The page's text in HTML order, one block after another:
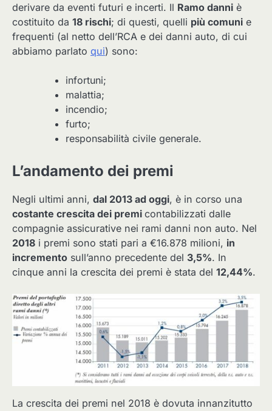
derivare da eventi futuri e incerti. Il Ramo danni è
costituito da 18 rischi; di questi, quelli più comuni e
frequenti (al netto dell’RCA e dei danni auto, di cui
abbiamo parlato qui) sono:
infortuni;
malattia;
incendio;
furto;
responsabilità civile generale.
L’andamento dei premi
Negli ultimi anni, dal 2013 ad oggi, è in corso una
costante crescita dei premi contabilizzati dalle
compagnie assicurative nei rami danni non auto. Nel
2018 i premi sono stati pari a €16.878 milioni, in
incremento sull’anno precedente del 3,5%. In
cinque anni la crescita dei premi è stata del 12,44%.
La crescita dei premi nel 2018 è dovuta innanzitutto